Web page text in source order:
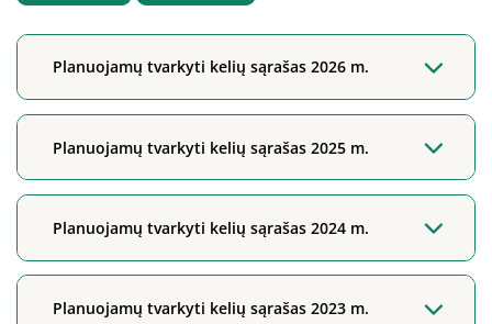
Planuojamų tvarkyti kelių sąrašas 2026 m.
Planuojamų tvarkyti kelių sąrašas 2025 m.
Planuojamų tvarkyti kelių sąrašas 2024 m.
Planuojamų tvarkyti kelių sąrašas 2023 m.